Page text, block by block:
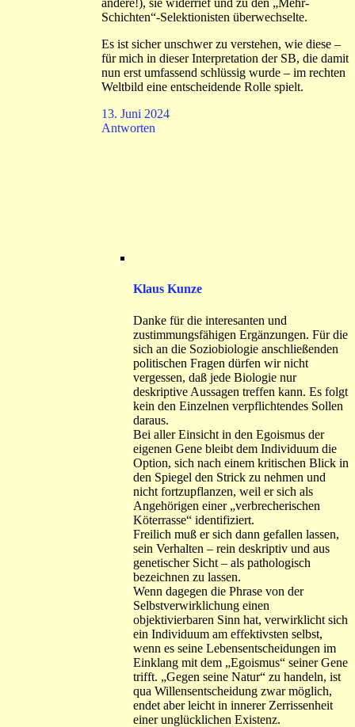
andere!), sie widerrief und zu den „Mehr-
Schichten“-Selektionisten überwechselte.
Es ist sicher unschwer zu verstehen, wie diese –
für mich in dieser Interpretation der SB, die damit
nun erst umfassend schlüssig wurde – im rechten
Weltbild eine entscheidende Rolle spielt.
13. Juni 2024
Antworten
Klaus Kunze
Danke für die interesanten und
zustimmungsfähigen Ergänzungen. Für die
sich an die Soziobiologie anschließenden
politischen Fragen dürfen wir nicht
vergessen, daß jede Biologie nur
deskriptive Aussagen treffen kann. Es folgt
kein den Einzelnen verpflichtendes Sollen
daraus.
Bei aller Einsicht in den Egoismus der
eigenen Gene bleibt dem Individuum die
Option, sich nach einem kritischen Blick in
den Spiegel den Strick zu nehmen und
nicht fortzupflanzen, weil er sich als
Angehörigen einer „verbrecherischen
Köterrasse“ identifiziert.
Freilich muß er sich dann gefallen lassen,
sein Verhalten – rein deskriptiv und aus
genetischer Sicht – als pathologisch
bezeichnen zu lassen.
Wenn dagegen die Phrase von der
Selbstverwirklichung einen
objektivierbaren Sinn hat, verwirklicht sich
ein Individuum am effektivsten selbst,
wenn es seine Lebensentscheidungen im
Einklang mit dem „Egoismus“ seiner Gene
trifft. „Gegen seine Natur“ zu handeln, ist
qua Willensentscheidung zwar möglich,
endet aber leicht in innerer Zerrissenheit
einer unglücklichen Existenz.